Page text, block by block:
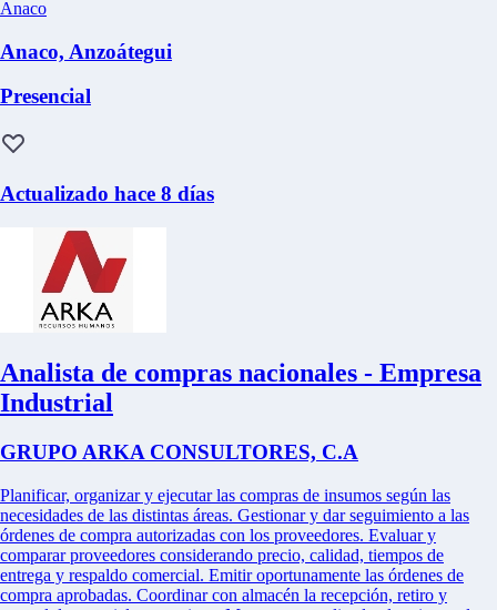
Anaco
Anaco, Anzoátegui
Presencial
Actualizado hace 8 días
Analista de compras nacionales - Empresa
Industrial
GRUPO ARKA CONSULTORES, C.A
Planificar, organizar y ejecutar las compras de insumos según las
necesidades de las distintas áreas. Gestionar y dar seguimiento a las
órdenes de compra autorizadas con los proveedores. Evaluar y
comparar proveedores considerando precio, calidad, tiempos de
entrega y respaldo comercial. Emitir oportunamente las órdenes de
compra aprobadas. Coordinar con almacén la recepción, retiro y